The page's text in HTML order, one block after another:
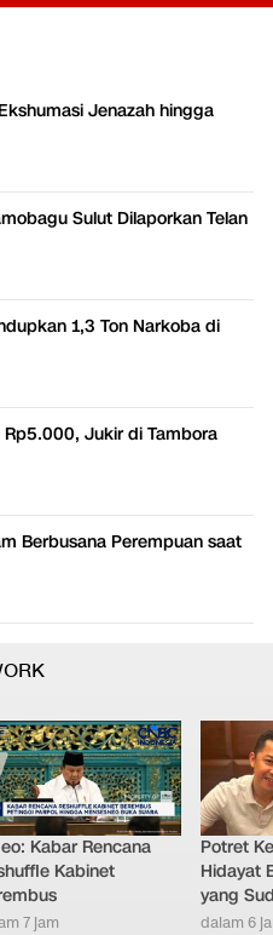
Jenazah hingga
Sulut Dilaporkan Telan
1,3 Ton Narkoba di
Jukir di Tambora
Berbusana Perempuan saat
Kabar Rencana
Kabinet
7 jam
Potret
Hidayat
yang
dalam 6